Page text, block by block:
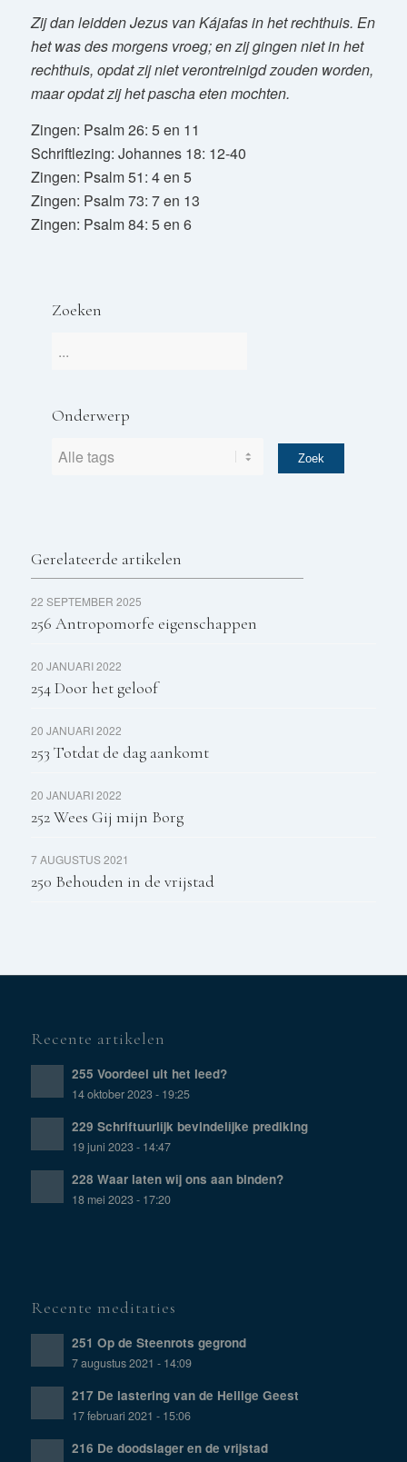
Zij dan leidden Jezus van Kájafas in het rechthuis. En
het was des morgens vroeg; en zij gingen niet in het
rechthuis, opdat zij niet verontreinigd zouden worden,
maar opdat zij het pascha eten mochten.
Zingen: Psalm 26: 5 en 11
Schriftlezing: Johannes 18: 12-40
Zingen: Psalm 51: 4 en 5
Zingen: Psalm 73: 7 en 13
Zingen: Psalm 84: 5 en 6
Zoeken
Onderwerp
Gerelateerde artikelen
22 SEPTEMBER 2025
256 Antropomorfe eigenschappen
20 JANUARI 2022
254 Door het geloof
20 JANUARI 2022
253 Totdat de dag aankomt
20 JANUARI 2022
252 Wees Gij mijn Borg
7 AUGUSTUS 2021
250 Behouden in de vrijstad
Recente artikelen
255 Voordeel uit het leed?
14 oktober 2023 - 19:25
229 Schriftuurlijk bevindelijke prediking
19 juni 2023 - 14:47
228 Waar laten wij ons aan binden?
18 mei 2023 - 17:20
Recente meditaties
251 Op de Steenrots gegrond
7 augustus 2021 - 14:09
217 De lastering van de Heilige Geest
17 februari 2021 - 15:06
216 De doodslager en de vrijstad